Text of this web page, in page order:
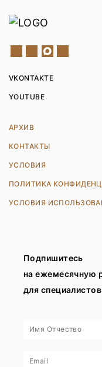
VKONTAKTE
YOUTUBE
АРХИВ
КОНТАКТЫ
УСЛОВИЯ
ПОЛИТИКА
УСЛОВИЯ
Подпишитесь
на ежемесячную
для